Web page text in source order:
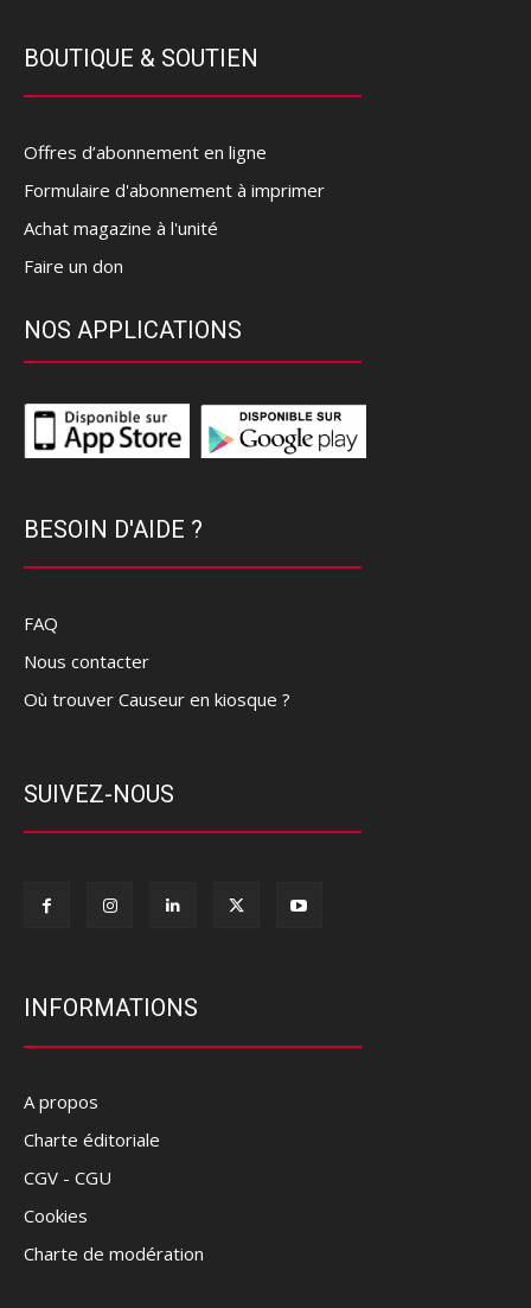
BOUTIQUE & SOUTIEN
Offres d’abonnement en ligne
Formulaire d'abonnement à imprimer
Achat magazine à l'unité
Faire un don
NOS APPLICATIONS
BESOIN D'AIDE ?
FAQ
Nous contacter
Où trouver Causeur en kiosque ?
SUIVEZ-NOUS
INFORMATIONS
A propos
Charte éditoriale
CGV - CGU
Cookies
Charte de modération